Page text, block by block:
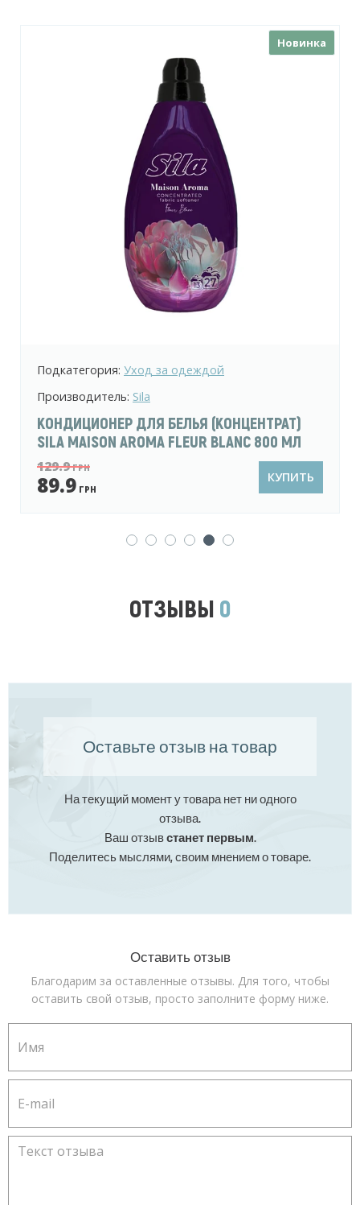
Подкатегория: Уход за одеждой и посудой
Производитель:Uti-puti
ДЕТСКИЙ СТИРАЛЬНЫЙ ПОРОШОК UTI-PUTI
2.4 КГ
249.9ГРН
219.9ГРН
КУПИТЬ
ОТЗЫВЫ 0
Оставьте отзыв на товар
На текущий момент у товара нет ни одного
отзыва.
Ваш отзывстанет первым.
Поделитесь мыслями, своим мнением о товаре.
Оставить отзыв
Благодарим за оставленные отзывы. Для того, чтобы
оставить свой отзыв, просто заполните форму ниже.